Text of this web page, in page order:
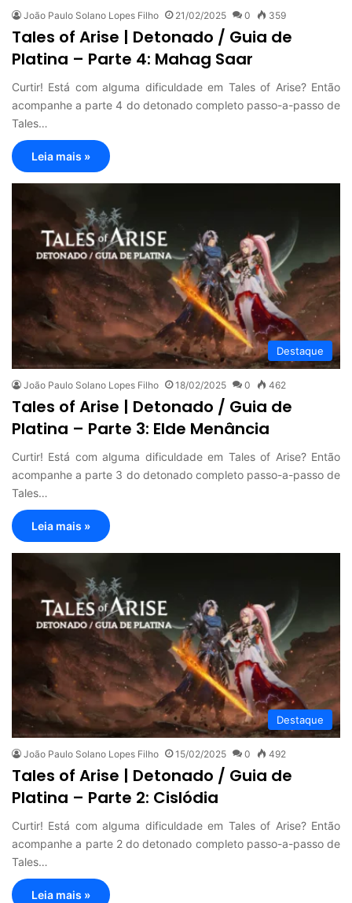
João Paulo Solano Lopes Filho 21/02/2025 0 359
Tales of Arise | Detonado / Guia de
Platina – Parte 4: Mahag Saar
Curtir! Está com alguma dificuldade em Tales of Arise? Então
acompanhe a parte 4 do detonado completo passo-a-passo de
Tales…
Leia mais »
Destaque
João Paulo Solano Lopes Filho 18/02/2025 0 462
Tales of Arise | Detonado / Guia de
Platina – Parte 3: Elde Menância
Curtir! Está com alguma dificuldade em Tales of Arise? Então
acompanhe a parte 3 do detonado completo passo-a-passo de
Tales…
Leia mais »
Destaque
João Paulo Solano Lopes Filho 15/02/2025 0 492
Tales of Arise | Detonado / Guia de
Platina – Parte 2: Cislódia
Curtir! Está com alguma dificuldade em Tales of Arise? Então
acompanhe a parte 2 do detonado completo passo-a-passo de
Tales…
Leia mais »